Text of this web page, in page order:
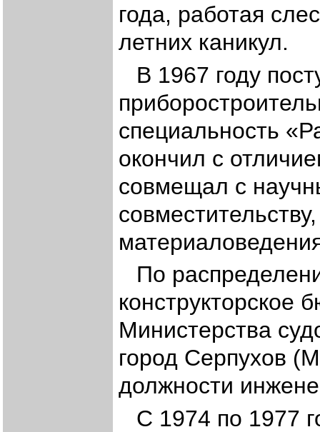
года, работая
летних каникул.
В 1967 году
специальность
окончил с
совмещал с
По
конструкторское
Министерства
город Серпухов
должности
С 1974 по 1977